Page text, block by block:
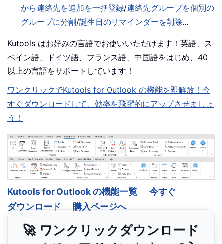
から連絡先を追加を一括登録/連絡先グループを個別の
グループに分割/誕生日のリマインダーを削除...
Kutools はお好みの言語でお使いいただけます！英語、ス
ペイン語、ドイツ語、フランス語、中国語をはじめ、40
以上の言語をサポートしています！
ワンクリックでKutools for Outlook の機能を即解放！今
すぐダウンロードして、効率を飛躍的にアップさせましょ
う！
Kutools for Outlook の機能一覧
今すぐ
ダウンロード
購入ページへ
🚀 ワンクリックダウンロード